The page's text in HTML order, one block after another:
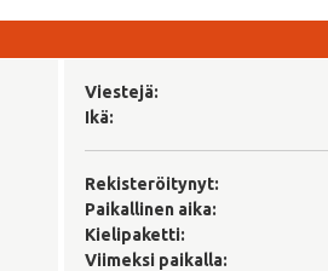
Viestejä:
Ikä:
Rekisteröitynyt:
Paikallinen aika:
Kielipaketti:
Viimeksi paikalla: